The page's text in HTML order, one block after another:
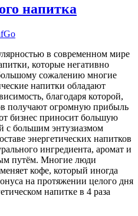
напитка
в современном мире
которые негативно
сожалению многие
напитки обладают
благодаря которой,
получают огромную прибыль
бизнес приносит большую
с большим энтузиазмом
энергетических напитков
ингредиента, аромат и
путём. Многие люди
кофе, который иногда
на протяжении целого дня
напитке в 4 раза